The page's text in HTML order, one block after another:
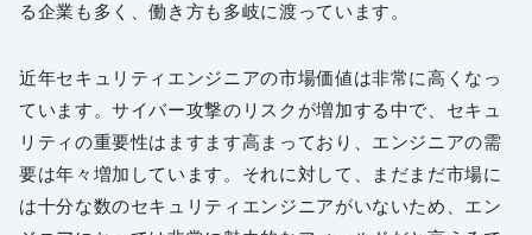
る企業も多く、働き方も多岐に渡っています。
近年セキュリティエンジニアの市場価値は非常に高くなっ
ています。サイバー攻撃のリスクが増加する中で、セキュ
リティの重要性はますます高まっており、エンジニアの需
要は年々増加しています。それに対して、まだまだ市場に
は十分な数のセキュリティエンジニアがいないため、エン